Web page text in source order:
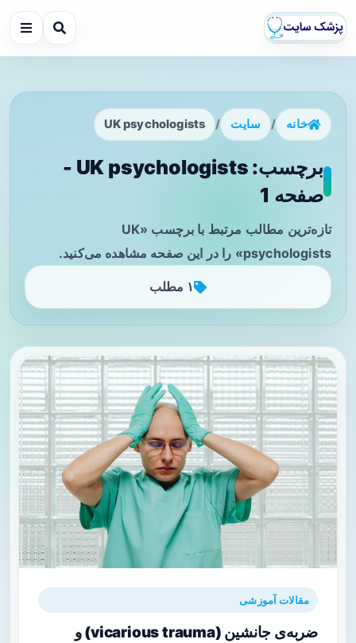
خانه / سایت /
UK psychologists
برچسب: UK psychologists -
صفحه 1
تازه‌ترین مطالب مرتبط با برچسب «UK
psychologists» را در این صفحه مشاهده می‌کنید.
۱ مطلب
مقالات آموزشی
ضربه‌ی جانشین (vicarious trauma) و